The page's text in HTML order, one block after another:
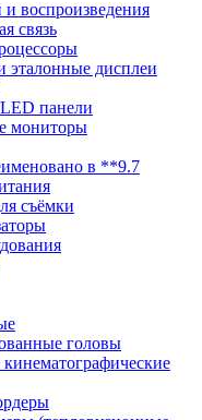
воспроизведения
связь
дисплеи
панели
мониторы
в **9.7
съёмки
головы